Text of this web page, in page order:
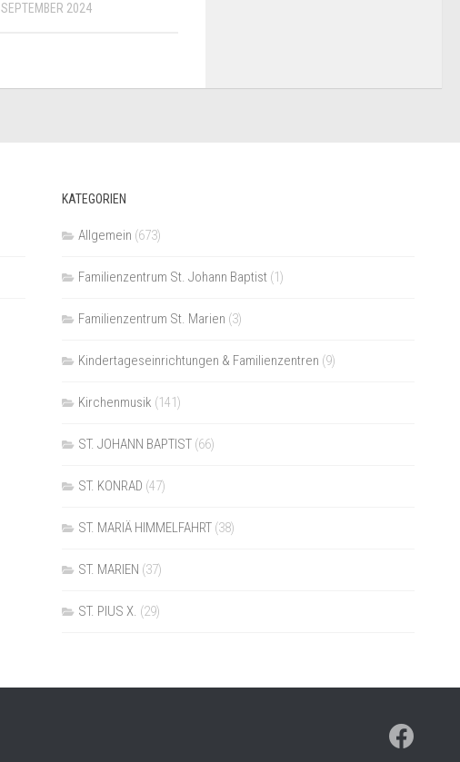
2024
KATEGORIEN
Allgemein (673)
Familienzentrum St. Johann Baptist(1)
Familienzentrum St. Marien (3)
Kindertageseinrichtungen & Familienzentren (9)
Kirchenmusik (141)
ST. JOHANN BAPTIST(66)
ST. KONRAD (47)
ST. MARIÄ HIMMELFAHRT(38)
ST. MARIEN (37)
ST. PIUS X. (29)